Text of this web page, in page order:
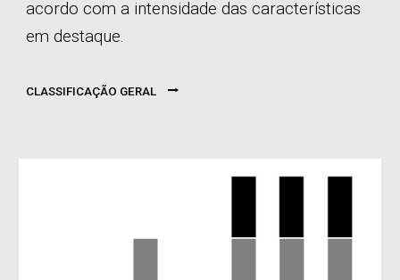
acordo com a intensidade das características
em destaque.
CLASSIFICAÇÃO GERAL ⭢